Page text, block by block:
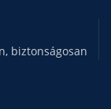
biztonságosan